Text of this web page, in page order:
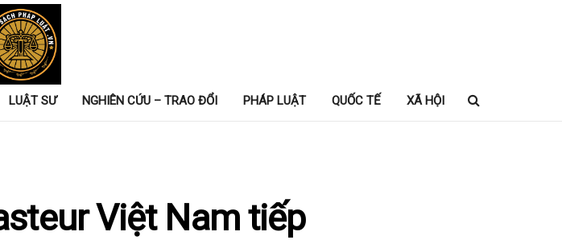
LUẬT SƯ NGHIÊN CỨU – TRAO ĐỔI PHÁP LUẬT QUỐC TẾ XÃ HỘI
Việt Nam tiếp